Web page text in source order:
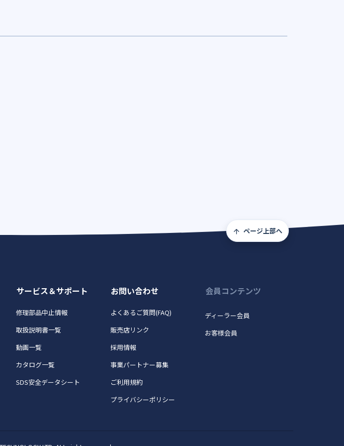
ページ上部へ
サービス＆サポート
修理部品中止情報
取扱説明書一覧
動画一覧
カタログ一覧
SDS安全データシート
お問い合わせ
よくあるご質問(FAQ)
販売店リンク
採用情報
事業パートナー募集
ご利用規約
プライバシーポリシー
会員コンテンツ
ディーラー会員
お客様会員